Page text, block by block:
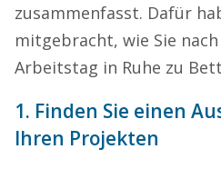
zusammenfasst. Dafür
mitgebracht, wie Sie
Arbeitstag in Ruhe zu
1. Finden Sie einen
Ihren Projekten